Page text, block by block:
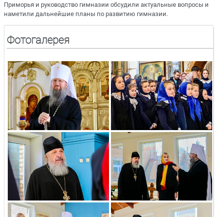
Приморья и руководство гимназии обсудили актуальные вопросы и
наметили дальнейшие планы по развитию гимназии.
Фотогалерея